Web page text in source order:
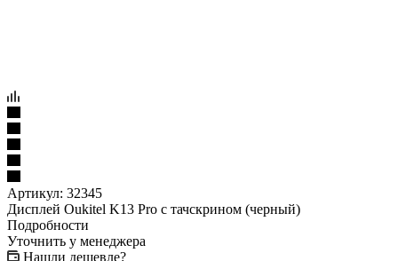
Артикул: 32345
Дисплей Oukitel K13 Pro с тачскрином (черный)
Подробности
Уточнить у менеджера
Нашли дешевле?